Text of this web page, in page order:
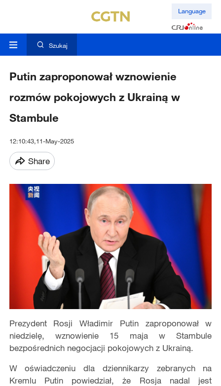
Language
Szukaj
Putin zaproponował wznowienie
rozmów pokojowych z Ukrainą w
Stambule
12:10:43,11-May-2025
Share
Prezydent Rosji Władimir Putin zaproponował w
niedzielę, wznowienie 15 maja w Stambule
bezpośrednich negocjacji pokojowych z Ukrainą.
W oświadczeniu dla dziennikarzy zebranych na
Kremlu Putin powiedział, że Rosja nadal jest